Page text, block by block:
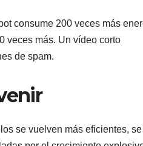
consume 200 veces más
veces más. Un vídeo corto
de spam.
se vuelven más eficientes, se